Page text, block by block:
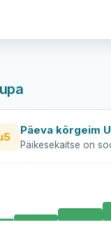
5
Päeva kõrgeim
Päikesekaitse on